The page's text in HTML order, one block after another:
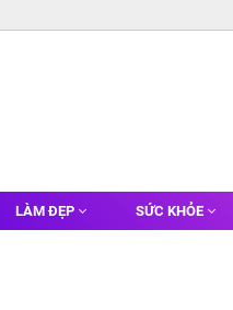
LÀM ĐẸP SỨC KHỎE